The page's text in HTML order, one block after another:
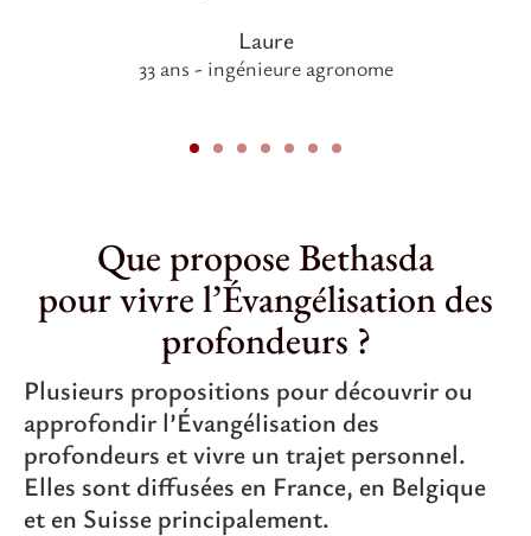
Laure
33 ans - ingénieure agronome
Que propose Bethasda
pour vivre l’Évangélisation des
profondeurs ?
Plusieurs propositions pour découvrir ou
approfondir l’Évangélisation des
profondeurs et vivre un trajet personnel.
Elles sont diffusées en France, en Belgique
et en Suisse principalement.